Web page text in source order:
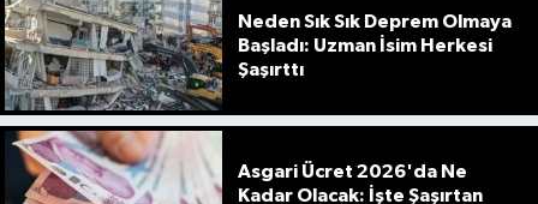
Neden Sık Sık Deprem Olmaya
Başladı: Uzman İsim Herkesi
Şaşırttı
Asgari Ücret 2026'da Ne
Kadar Olacak: İşte Şaşırtan